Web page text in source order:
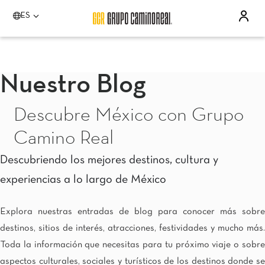
ES
Por favor elija un destino
Quinta Real Acapulco
Camino Real Acapulco Diamante
Quinta Real Aguascalientes
Real Inn Celaya
Estado de México
Real Inn Perinorte
Guadalajara
Camino Real Guadalajara
Camino Real Veracruz
Mérida
Camino Real Mérida
Nuestro Blog
Descubre México con Grupo
Camino Real
Descubriendo los mejores destinos, cultura y
experiencias a lo largo de México
Explora nuestras entradas de blog para conocer más sobre
destinos, sitios de interés, atracciones, festividades y mucho más.
Toda la información que necesitas para tu próximo viaje o sobre
aspectos culturales, sociales y turísticos de los destinos donde se